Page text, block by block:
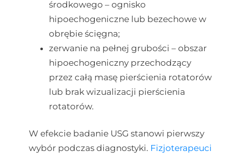
środkowego – ognisko
hipoechogeniczne lub bezechowe w
obrębie ścięgna;
zerwanie na pełnej grubości – obszar
hipoechogeniczny przechodzący
przez całą masę pierścienia rotatorów
lub brak wizualizacji pierścienia
rotatorów.
W efekcie badanie USG stanowi pierwszy
wybór podczas diagnostyki. Fizjoterapeuci